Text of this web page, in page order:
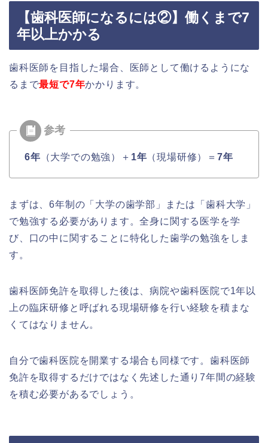
【歯科医師になるには②】働くまで7
年以上かかる
歯科医師を目指した場合、医師として働けるようにな
るまで最短で7年かかります。
6年 （大学での勉強）＋ 1年 （現場研修）＝7年
まずは、6年制の「大学の歯学部」または「歯科大学」
で勉強する必要があります。全身に関する医学を学
び、口の中に関することに特化した歯学の勉強をしま
す。
歯科医師免許を取得した後は、病院や歯科医院で1年以
上の臨床研修と呼ばれる現場研修を行い経験を積まな
くてはなりません。
自分で歯科医院を開業する場合も同様です。歯科医師
免許を取得するだけではなく先述した通り7年間の経験
を積む必要があるでしょう。